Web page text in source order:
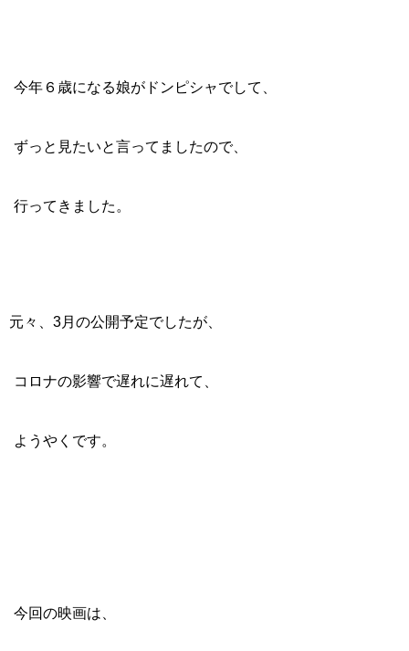
今年６歳になる娘がドンピシャでして、
ずっと見たいと言ってましたので、
行ってきました。
元々、3月の公開予定でしたが、
コロナの影響で遅れに遅れて、
ようやくです。
今回の映画は、